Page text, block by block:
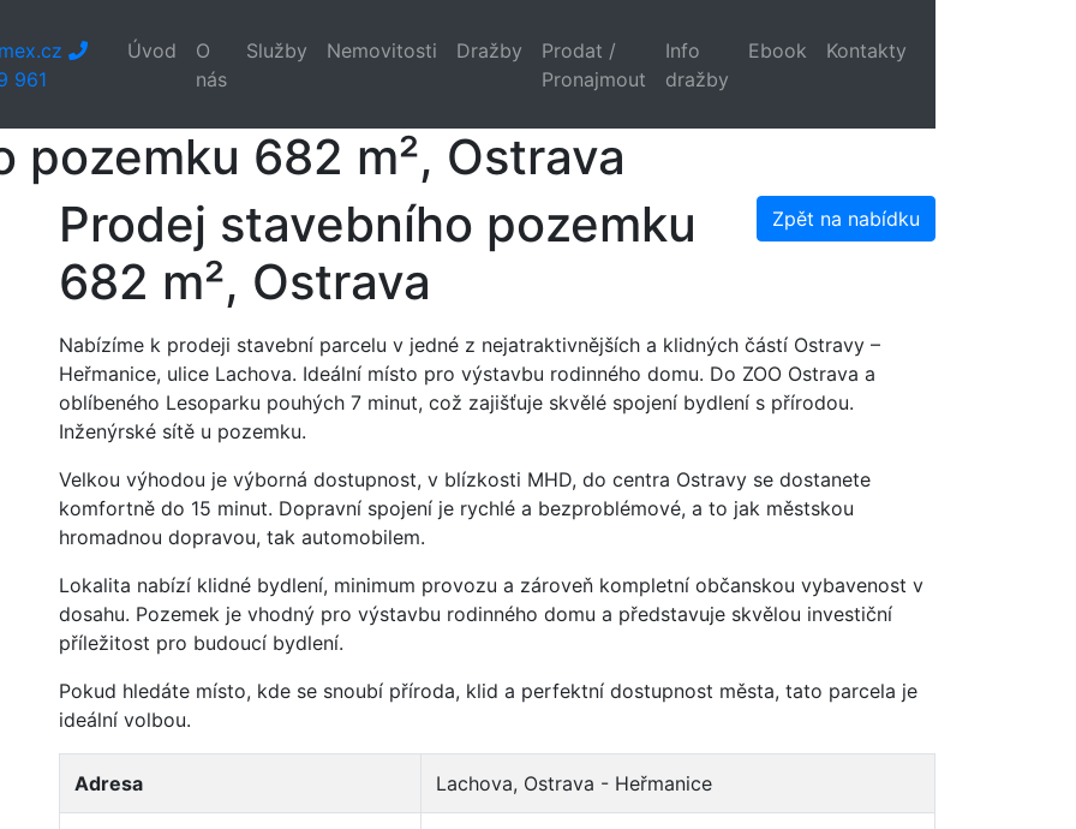
961
Úvod
O
nás
Služby Nemovitosti Dražby
Prodat /
Pronajmout
Info
dražby
Ebook Kontakty
pozemku 682 m², Ostrava
Zpět na nabídku
Prodej stavebního pozemku
682 m², Ostrava
Nabízíme k prodeji stavební parcelu v jedné z nejatraktivnějších a klidných částí Ostravy –
Heřmanice, ulice Lachova. Ideální místo pro výstavbu rodinného domu. Do ZOO Ostrava a
oblíbeného Lesoparku pouhých 7 minut, což zajišťuje skvělé spojení bydlení s přírodou.
Inženýrské sítě u pozemku.
Velkou výhodou je výborná dostupnost, v blízkosti MHD, do centra Ostravy se dostanete
komfortně do 15 minut. Dopravní spojení je rychlé a bezproblémové, a to jak městskou
hromadnou dopravou, tak automobilem.
Lokalita nabízí klidné bydlení, minimum provozu a zároveň kompletní občanskou vybavenost v
dosahu. Pozemek je vhodný pro výstavbu rodinného domu a představuje skvělou investiční
příležitost pro budoucí bydlení.
Pokud hledáte místo, kde se snoubí příroda, klid a perfektní dostupnost města, tato parcela je
ideální volbou.
Adresa Lachova, Ostrava - Heřmanice